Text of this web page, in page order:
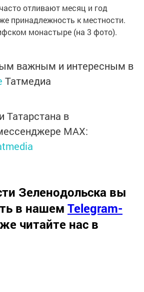
отливают месяц и год
принадлежность к местности.
монастыре (на 3 фото).
важным и интересным в
Татмедиа
Татарстана в
MАХ:
Зеленодольска вы
в нашем Telegram-
читайте нас в